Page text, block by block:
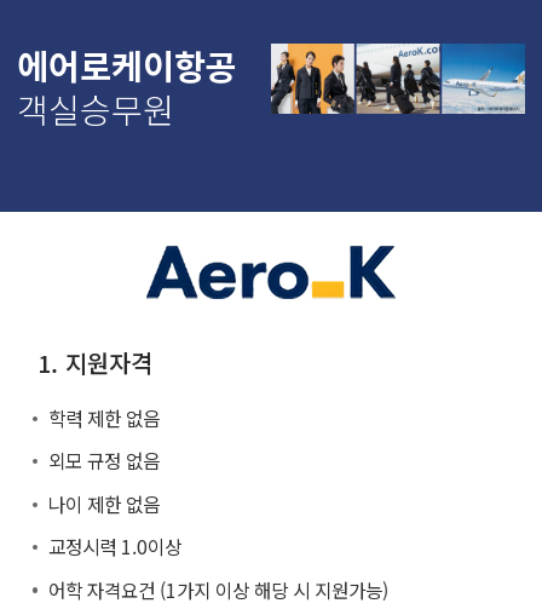
에어로케이항공
객실승무원
1. 지원자격
학력 제한 없음
외모 규정 없음
나이 제한 없음
교정시력 1.0이상
어학 자격요건 (1가지 이상 해당 시 지원가능)